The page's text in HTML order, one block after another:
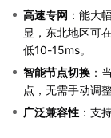
高速专网 ：能大
显，东北地区可
低10-15ms。
智能节点切换 ：
点，无需手动调
广泛兼容性 ：支